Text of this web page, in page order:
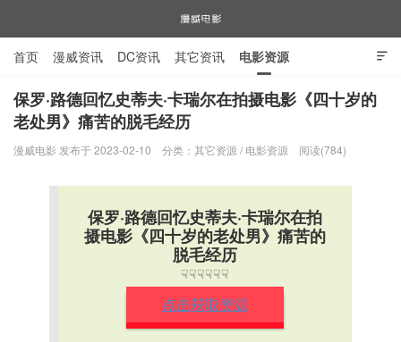
漫威电影

首页 漫威资讯 DC资讯 其它资讯 电影资源
电视剧资源 漫威图片
保罗·路德回忆史蒂夫·卡瑞尔在拍摄电影《四十岁的
老处男》痛苦的脱毛经历
漫威电影 发布于 2023-02-10 分类： 其它资源 / 电影资源 阅读(784)
保罗·路德回忆史蒂夫·卡瑞尔在拍
摄电影《四十岁的老处男》痛苦的
脱毛经历
☟☟☟☟☟☟
点击获取资源